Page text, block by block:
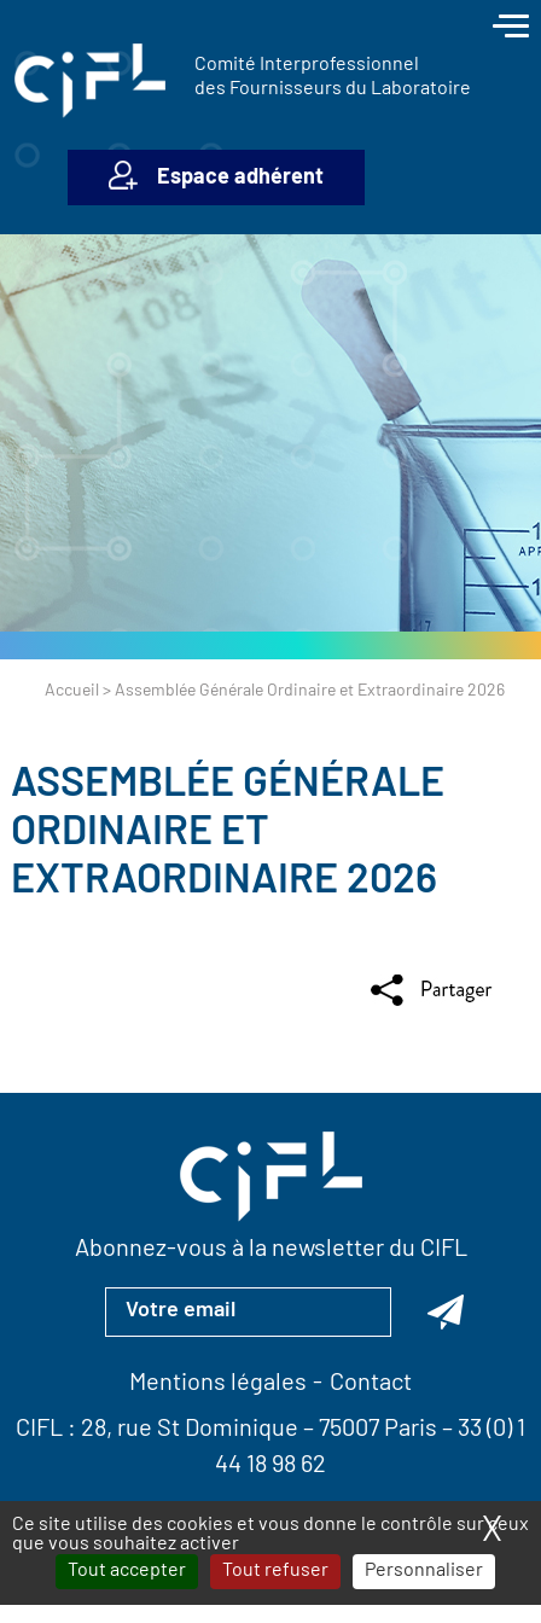
Ce site utilise des cookies et vous donne le contrôle sur ceux
que vous souhaitez activer
Tout accepter
Tout refuser Personnaliser
X
Comité Interprofessionnel
des Fournisseurs du Laboratoire
Espace adhérent
Accueil > Assemblée Générale Ordinaire et Extraordinaire 2026
ASSEMBLÉE GÉNÉRALE
ORDINAIRE ET
EXTRAORDINAIRE 2026
Abonnez-vous à la newsletter du CIFL
Mentions légales
Contact
CIFL : 28, rue St Dominique – 75007 Paris – 33 (0) 1
44 18 98 62